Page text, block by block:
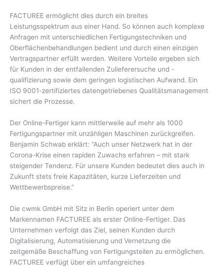
FACTUREE ermöglicht dies durch ein breites
Leistungsspektrum aus einer Hand. So können auch komplexe
Anfragen mit unterschiedlichen Fertigungstechniken und
Oberflächenbehandlungen bedient und durch einen einzigen
Vertragspartner erfüllt werden. Weitere Vorteile ergeben sich
für Kunden in der entfallenden Zulieferersuche und -
qualifizierung sowie dem geringen logistischen Aufwand. Ein
ISO 9001-zertifiziertes datengetriebenes Qualitätsmanagement
sichert die Prozesse.
Der Online-Fertiger kann mittlerweile auf mehr als 1000
Fertigungspartner mit unzähligen Maschinen zurückgreifen.
Benjamin Schwab erklärt: “Auch unser Netzwerk hat in der
Corona-Krise einen rapiden Zuwachs erfahren – mit stark
steigender Tendenz. Für unsere Kunden bedeutet dies auch in
Zukunft stets freie Kapazitäten, kurze Lieferzeiten und
Wettbewerbspreise.”
Die cwmk GmbH mit Sitz in Berlin operiert unter dem
Markennamen FACTUREE als erster Online-Fertiger. Das
Unternehmen verfolgt das Ziel, seinen Kunden durch
Digitalisierung, Automatisierung und Vernetzung die
zeitgemäße Beschaffung von Fertigungsteilen zu ermöglichen.
FACTUREE verfügt über ein umfangreiches